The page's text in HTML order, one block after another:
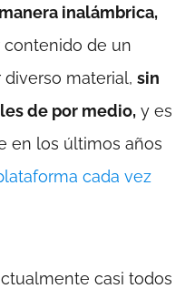
inalámbrica,
de un
material, sin
de por medio, y es
en los últimos años
cada vez
casi todos